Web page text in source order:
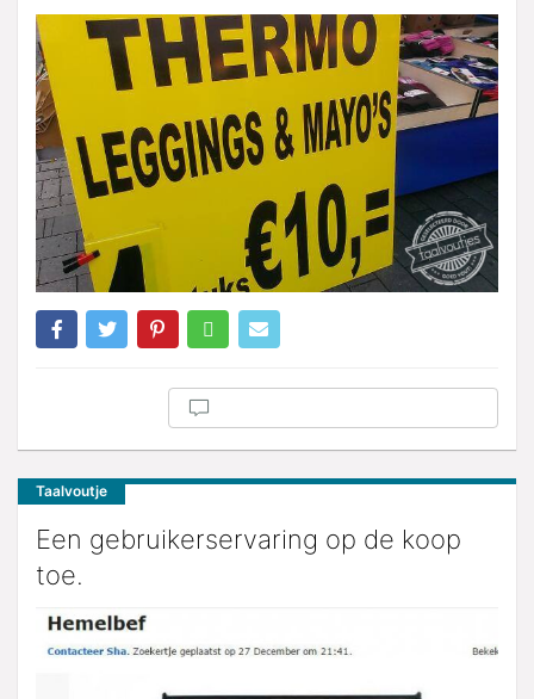
Taalvoutje
Een gebruikerservaring op de koop
toe.